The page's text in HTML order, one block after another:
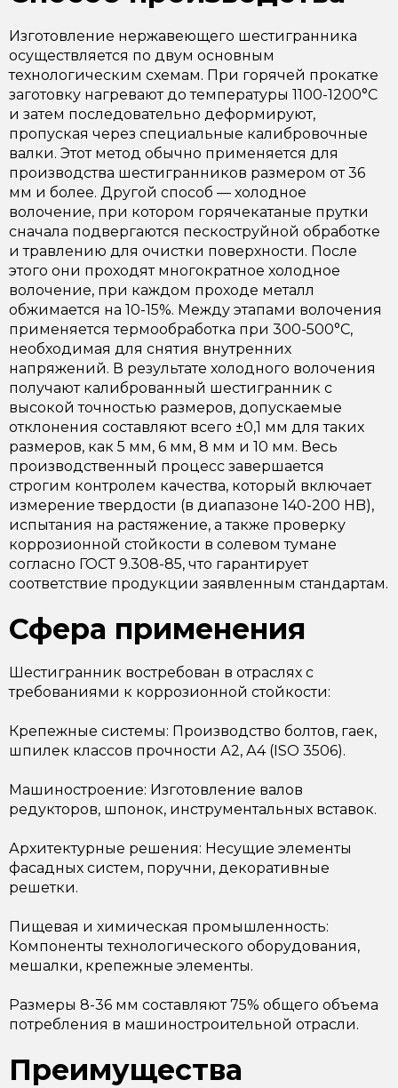
Изготовление нержавеющего шестигранника
осуществляется по двум основным
технологическим схемам. При горячей прокатке
заготовку нагревают до температуры 1100-1200°C
и затем последовательно деформируют,
пропуская через специальные калибровочные
валки. Этот метод обычно применяется для
производства шестигранников размером от 36
мм и более. Другой способ — холодное
волочение, при котором горячекатаные прутки
сначала подвергаются пескоструйной обработке
и травлению для очистки поверхности. После
этого они проходят многократное холодное
волочение, при каждом проходе металл
обжимается на 10-15%. Между этапами волочения
применяется термообработка при 300-500°C,
необходимая для снятия внутренних
напряжений. В результате холодного волочения
получают калиброванный шестигранник с
высокой точностью размеров, допускаемые
отклонения составляют всего ±0,1 мм для таких
размеров, как 5 мм, 6 мм, 8 мм и 10 мм. Весь
производственный процесс завершается
строгим контролем качества, который включает
измерение твердости (в диапазоне 140-200 HB),
испытания на растяжение, а также проверку
коррозионной стойкости в солевом тумане
согласно ГОСТ 9.308-85, что гарантирует
соответствие продукции заявленным стандартам.
Сфера применения
Шестигранник востребован в отраслях с
требованиями к коррозионной стойкости:
Крепежные системы: Производство болтов, гаек,
шпилек классов прочности А2, А4 (ISO 3506).
Машиностроение: Изготовление валов
редукторов, шпонок, инструментальных вставок.
Архитектурные решения: Несущие элементы
фасадных систем, поручни, декоративные
решетки.
Пищевая и химическая промышленность:
Компоненты технологического оборудования,
мешалки, крепежные элементы.
Размеры 8-36 мм составляют 75% общего объема
потребления в машиностроительной отрасли.
Преимущества